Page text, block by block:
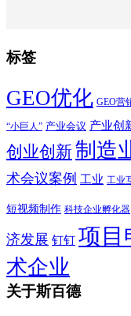
标签
GEO优化 GEO营
“小巨人” 产业会议 产业创
创业创新制造
术会议案例 工业 工业
短视频制作 科技企业孵化器
济发展 钉钉 项目
术企业
关于斯百德